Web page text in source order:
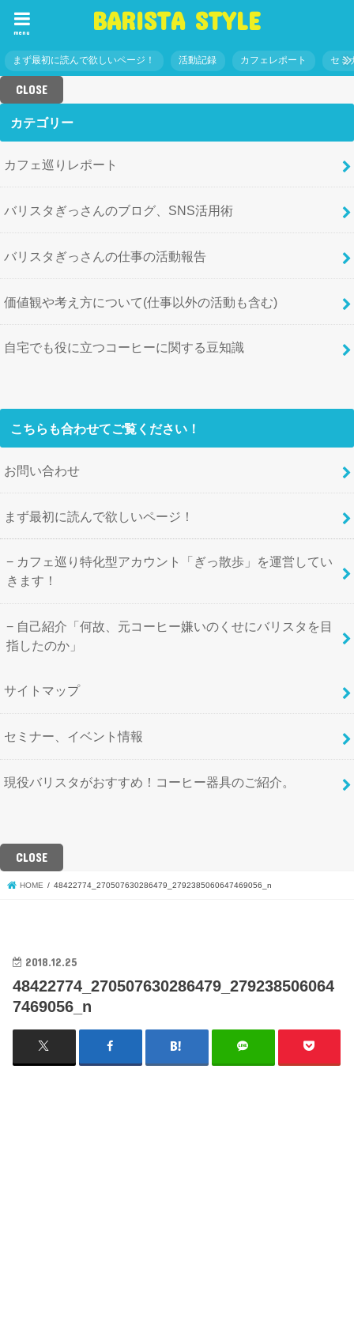
BARISTA STYLE
menu
まず最初に読んで欲しいページ！ 活動記録 カフェレポート セミ
CLOSE
カテゴリー
カフェ巡りレポート
バリスタぎっさんのブログ、SNS活用術
バリスタぎっさんの仕事の活動報告
価値観や考え方について(仕事以外の活動も含む)
自宅でも役に立つコーヒーに関する豆知識
こちらも合わせてご覧ください！
お問い合わせ
まず最初に読んで欲しいページ！
カフェ巡り特化型アカウント「ぎっ散歩」を運営してい
きます！
自己紹介「何故、元コーヒー嫌いのくせにバリスタを目
指したのか」
サイトマップ
セミナー、イベント情報
現役バリスタがおすすめ！コーヒー器具のご紹介。
CLOSE
HOME 48422774_270507630286479_2792385060647469056_n
2018.12.25
48422774_270507630286479_279238506064
7469056_n